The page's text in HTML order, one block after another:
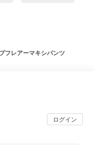
フレアーマキシパンツ
ログイン